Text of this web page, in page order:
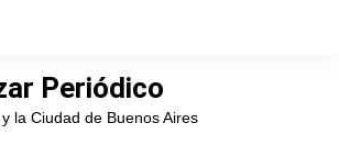
Periódico
la Ciudad de Buenos Aires